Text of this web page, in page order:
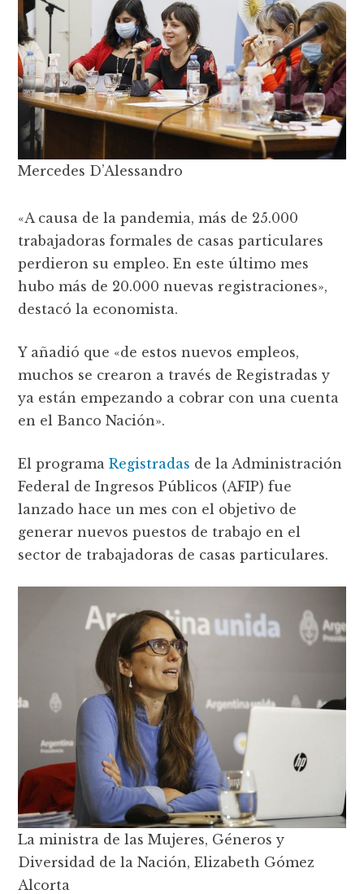
Mercedes D’Alessandro
«A causa de la pandemia, más de 25.000
trabajadoras formales de casas particulares
perdieron su empleo. En este último mes
hubo más de 20.000 nuevas registraciones»,
destacó la economista.
Y añadió que «de estos nuevos empleos,
muchos se crearon a través de Registradas y
ya están empezando a cobrar con una cuenta
en el Banco Nación».
El programaRegistradas de la Administración
Federal de Ingresos Públicos (AFIP) fue
lanzado hace un mes con el objetivo de
generar nuevos puestos de trabajo en el
sector de trabajadoras de casas particulares.
La ministra de las Mujeres, Géneros y
Diversidad de la Nación, Elizabeth Gómez
Alcorta